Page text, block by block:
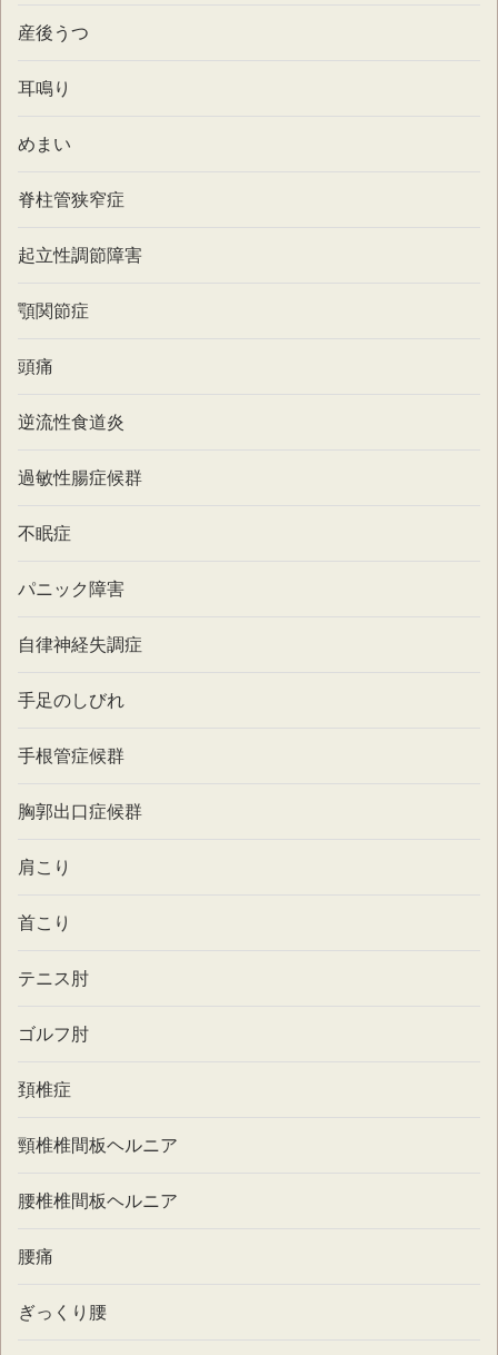
産後うつ
耳鳴り
めまい
脊柱管狭窄症
起立性調節障害
顎関節症
頭痛
逆流性食道炎
過敏性腸症候群
不眠症
パニック障害
自律神経失調症
手足のしびれ
手根管症候群
胸郭出口症候群
肩こり
首こり
テニス肘
ゴルフ肘
頚椎症
頸椎椎間板ヘルニア
腰椎椎間板ヘルニア
腰痛
ぎっくり腰